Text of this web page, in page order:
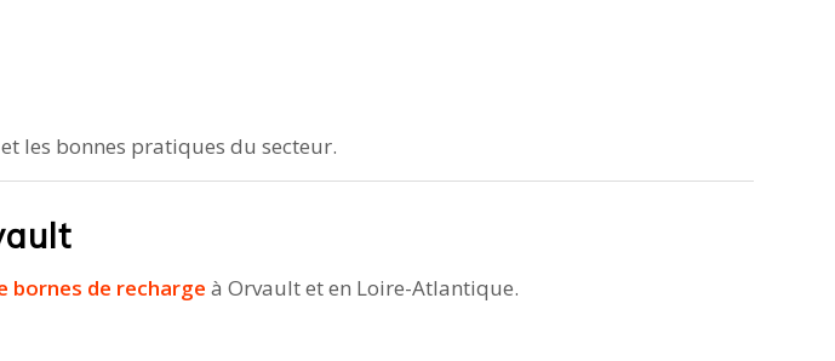
les bonnes pratiques du secteur.
bornes de recharge à Orvault et en Loire-Atlantique.